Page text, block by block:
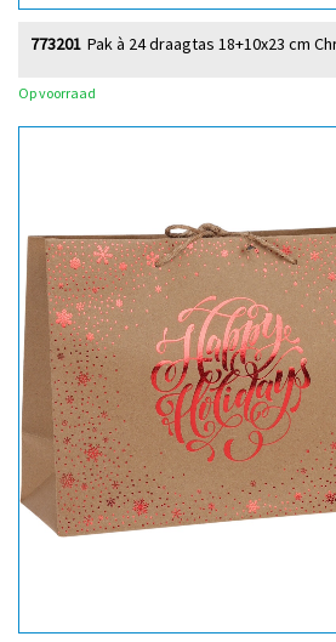
Pak à 24 draagtas 18+10x23 cm
773201
Op voorraad